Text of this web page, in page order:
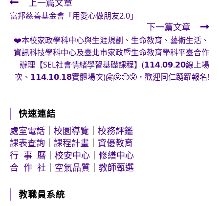
Read
more
articles
上一篇文章
富邦慈善基金會「用愛心做朋友2.0」
下一篇文章
❤️本校家政學科中心與生涯規劃、生命教育、藝術生活、
資訊科技學科中心及臺北市家政暨生命教育學科平臺合作
辦理【SEL社會情緒學習基礎課程】(𝟭𝟭𝟰.𝟬𝟵.𝟮𝟬線上場
次、𝟭𝟭𝟰.𝟭𝟬.𝟭𝟴實體場次)🤗😡😔😟，歡迎同仁踴躍報名!
快速連結
處室電話
校園導覽
校務評鑑
課表查詢
課程計畫
資優教育
行 事 曆
校安中心
修繕中心
合 作 社
空氣品質 教師甄選
教職員系統